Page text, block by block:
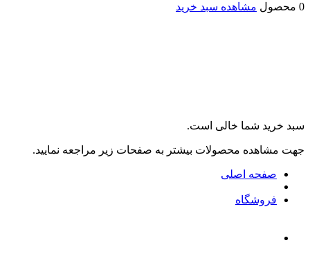
0 محصول
مشاهده سبد خرید
سبد خرید شما خالی است.
جهت مشاهده محصولات بیشتر به صفحات زیر مراجعه نمایید.
صفحه اصلی
فروشگاه